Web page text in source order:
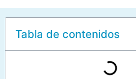
Tabla de contenidos